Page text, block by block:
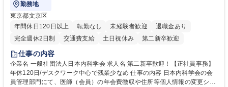
勤務地
東京都文京区
年間休日120日以上
転勤なし 未経験者歓迎
退職金あり
完全週休2日制
交通費支給 土日祝休み 第二新卒歓迎
仕事の内容
企業名 一般社団法人日本内科学会 求人名 第二新卒歓迎！【正社員事務】
年休120日/デスクワーク中心で残業少なめ 仕事の内容 日本内科学会の会
員管理部門にて、医師（会員）の年会費徴収や住所等個人情報の変更シス